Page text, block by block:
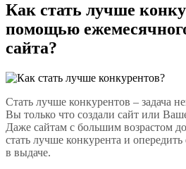
Как стать лучше
помощью
сайта?
Стать лучше конкурентов – задача
Вы только что создали сайт или
Даже сайтам с большим возрастом
стать лучше конкурента и
в выдаче.